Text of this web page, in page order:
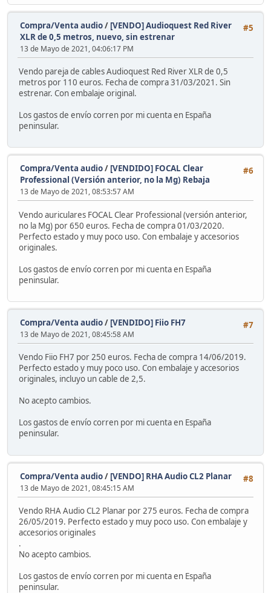
#5
Compra/Venta audio/ [VENDO] Audioquest Red River
XLR de 0,5 metros, nuevo, sin estrenar
13 de Mayo de 2021, 04:06:17 PM
Vendo pareja de cables Audioquest Red River XLR de 0,5
metros por 110 euros. Fecha de compra 31/03/2021. Sin
estrenar. Con embalaje original.
Los gastos de envío corren por mi cuenta en España
peninsular.
#6
Compra/Venta audio/ [VENDIDO] FOCAL Clear
Professional (Versión anterior, no la Mg) Rebaja
13 de Mayo de 2021, 08:53:57 AM
Vendo auriculares FOCAL Clear Professional (versión anterior,
no la Mg) por 650 euros. Fecha de compra 01/03/2020.
Perfecto estado y muy poco uso. Con embalaje y accesorios
originales.
Los gastos de envío corren por mi cuenta en España
peninsular.
#7
Compra/Venta audio/ [VENDIDO] Fiio FH7
13 de Mayo de 2021, 08:45:58 AM
Vendo Fiio FH7 por 250 euros. Fecha de compra 14/06/2019.
Perfecto estado y muy poco uso. Con embalaje y accesorios
originales, incluyo un cable de 2,5.
No acepto cambios.
Los gastos de envío corren por mi cuenta en España
peninsular.
#8
Compra/Venta audio/ [VENDO] RHA Audio CL2 Planar
13 de Mayo de 2021, 08:45:15 AM
Vendo RHA Audio CL2 Planar por 275 euros. Fecha de compra
26/05/2019. Perfecto estado y muy poco uso. Con embalaje y
accesorios originales
.
No acepto cambios.
Los gastos de envío corren por mi cuenta en España
peninsular.